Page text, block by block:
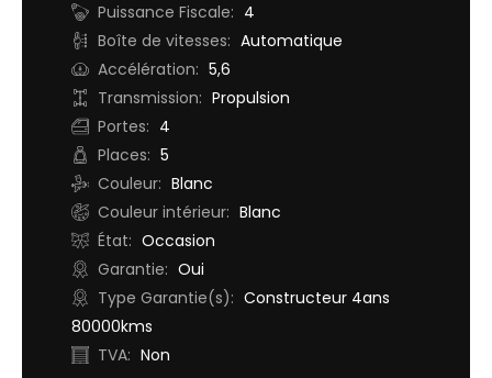
Puissance Fiscale: 4
Boîte de vitesses: Automatique
Accélération: 5,6
Transmission: Propulsion
Portes: 4
Places: 5
Couleur: Blanc
Couleur intérieur: Blanc
État: Occasion
Garantie: Oui
Type Garantie(s): Constructeur 4ans
80000kms
TVA: Non